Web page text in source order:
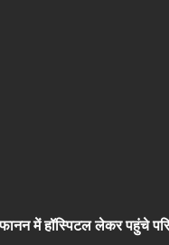
में हॉस्पिटल लेकर पहुंचे